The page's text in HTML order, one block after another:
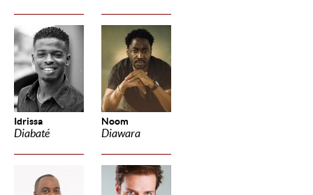
Idrissa
Diabaté
Noom
Diawara